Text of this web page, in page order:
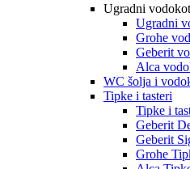
Ugradni
Ugradni
Grohe
Geberit
Alca
WC šolja i
Tipke i tasteri
Tipke i
Geberit
Geberit
Grohe